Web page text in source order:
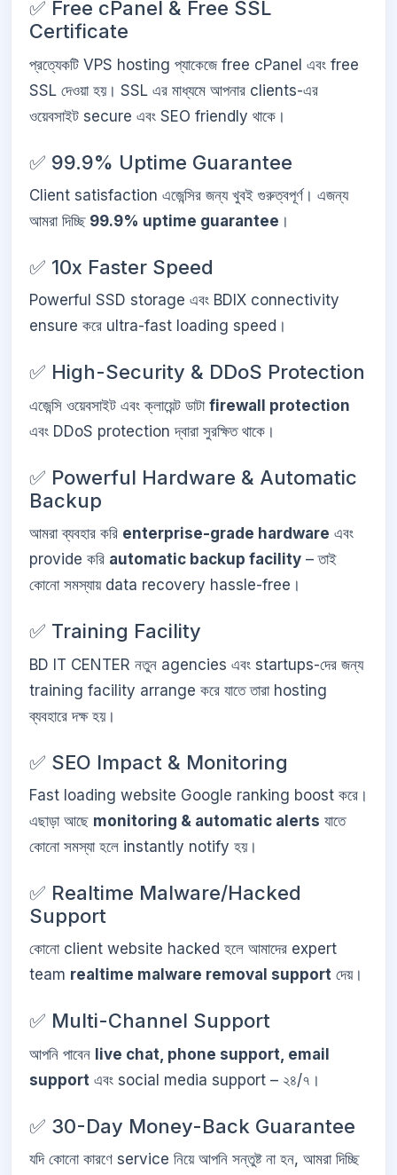
✅ Free cPanel & Free SSL
Certificate
প্রত্যেকটি VPS hosting প্যাকেজে free cPanel এবং free
SSL দেওয়া হয়। SSL এর মাধ্যমে আপনার clients-এর
ওয়েবসাইট secure এবং SEO friendly থাকে।
✅ 99.9% Uptime Guarantee
Client satisfaction এজেন্সির জন্য খুবই গুরুত্বপূর্ণ। এজন্য
আমরা দিচ্ছি 99.9% uptime guarantee ।
✅ 10x Faster Speed
Powerful SSD storage এবং BDIX connectivity
ensure করে ultra-fast loading speed।
✅ High-Security & DDoS Protection
এজেন্সি ওয়েবসাইট এবং ক্লায়েন্ট ডাটা firewall protection
এবং DDoS protection দ্বারা সুরক্ষিত থাকে।
✅ Powerful Hardware & Automatic
Backup
আমরা ব্যবহার করি enterprise-grade hardware এবং
provide করি automatic backup facility – তাই
কোনো সমস্যায় data recovery hassle-free।
✅ Training Facility
BD IT CENTER নতুন agencies এবং startups-দের জন্য
training facility arrange করে যাতে তারা hosting
ব্যবহারে দক্ষ হয়।
✅ SEO Impact & Monitoring
Fast loading website Google ranking boost করে।
এছাড়া আছে monitoring & automatic alerts যাতে
কোনো সমস্যা হলে instantly notify হয়।
✅ Realtime Malware/Hacked
Support
কোনো client website hacked হলে আমাদের expert
team realtime malware removal support দেয়।
✅ Multi-Channel Support
আপনি পাবেন live chat, phone support, email
support এবং social media support – ২৪/৭।
✅ 30-Day Money-Back Guarantee
যদি কোনো কারণে service নিয়ে আপনি সন্তুষ্ট না হন, আমরা দিচ্ছি